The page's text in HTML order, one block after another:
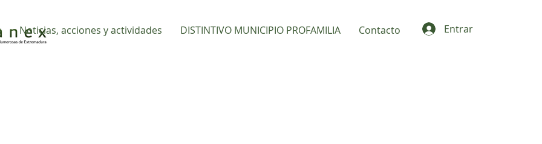
Noticias, acciones y actividades DISTINTIVO MUNICIPIO PROFAMILIA Contacto Entrar